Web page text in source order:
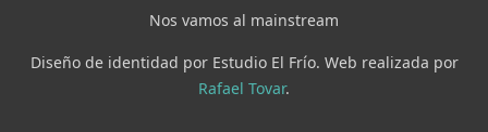
Nos vamos al mainstream
Diseño de identidad por Estudio El Frío. Web realizada por
Rafael Tovar.